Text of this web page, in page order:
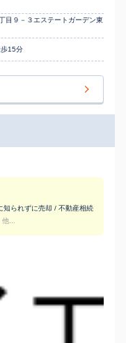
目９－３エステートガーデン東
15分
知られずに売却 / 不動産相続
他...